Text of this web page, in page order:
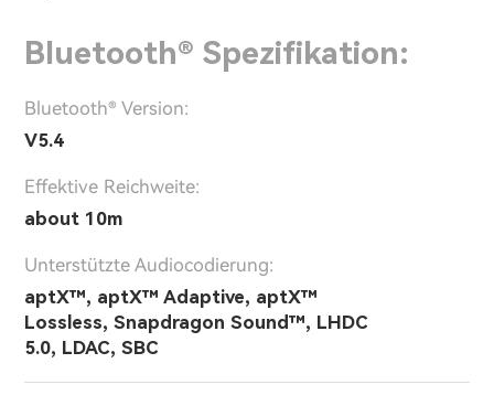
Bluetooth® Spezifikation:
Bluetooth® Version:
V5.4
Effektive Reichweite:
about 10m
Unterstützte Audiocodierung:
aptX™, aptX™ Adaptive, aptX™
Lossless, Snapdragon Sound™, LHDC
5.0, LDAC, SBC